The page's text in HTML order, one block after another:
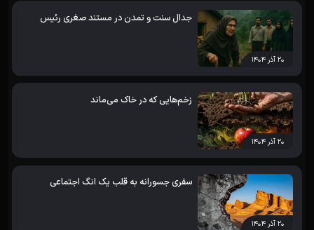
۲۰ آذر ۱۴۰۴
جدال سنت و تمدن در مستند صغری رئیس
۲۰ آذر ۱۴۰۴
زخم‌هایی که در خاک می‌ماند
۲۰ آذر ۱۴۰۴
سفری جسورانه به قلب یک انگ اجتماعی